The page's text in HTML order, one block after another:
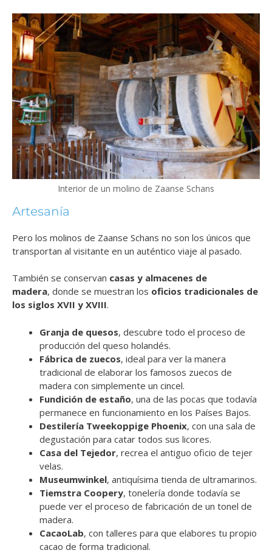
Interior de un molino de Zaanse Schans
Artesanía
Pero los molinos de Zaanse Schans no son los únicos que
transportan al visitante en un auténtico viaje al pasado.
También se conservan casas y almacenes de
madera, donde se muestran los oficios tradicionales de
los siglos XVII y XVIII.
Granja de quesos, descubre todo el proceso de
producción del queso holandés.
Fábrica de zuecos, ideal para ver la manera
tradicional de elaborar los famosos zuecos de
madera con simplemente un cincel.
Fundición de estaño, una de las pocas que todavía
permanece en funcionamiento en los Países Bajos.
Destilería Tweekoppige Phoenix, con una sala de
degustación para catar todos sus licores.
Casa del Tejedor, recrea el antiguo oficio de tejer
velas.
Museumwinkel, antiquísima tienda de ultramarinos.
Tiemstra Coopery, tonelería donde todavía se
puede ver el proceso de fabricación de un tonel de
madera.
CacaoLab, con talleres para que elabores tu propio
cacao de forma tradicional.